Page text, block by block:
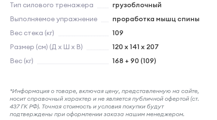
Тип силового тренажера
грузоблочный
Выполняемое упражнение
проработка мышц спины
Вес стека (кг)
109
Размер (см) (Д х Ш х В)
120 x 141 x 207
Вес (кг)
168 + 90 (109)
*Информация о товаре, включая цену, представленную на сайте,
носит справочный характер и не является публичной офертой (ст.
437 ГК РФ). Точная стоимость и условия покупки будут
подтверждены при оформлении заказа нашим менеджером.